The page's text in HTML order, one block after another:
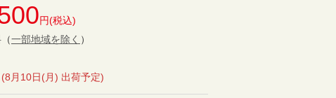
円(税込)
（一部地域を除く ）
(8月10日(月) 出荷予定)